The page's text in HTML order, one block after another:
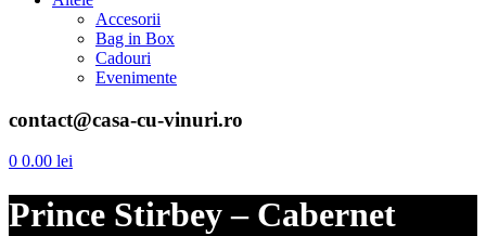
Accesorii
Bag in Box
Cadouri
Evenimente
contact@casa-cu-vinuri.ro
0 0.00 lei
Prince Stirbey – Cabernet